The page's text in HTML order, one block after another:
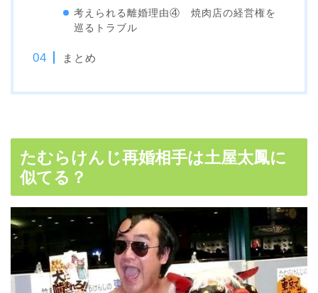
考えられる離婚理由④ 焼肉店の経営権を
巡るトラブル
まとめ
たむらけんじ再婚相手は土屋太鳳に
似てる？